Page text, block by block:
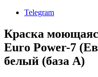
Telegram
Краска
Euro Power-7
белый (база А)